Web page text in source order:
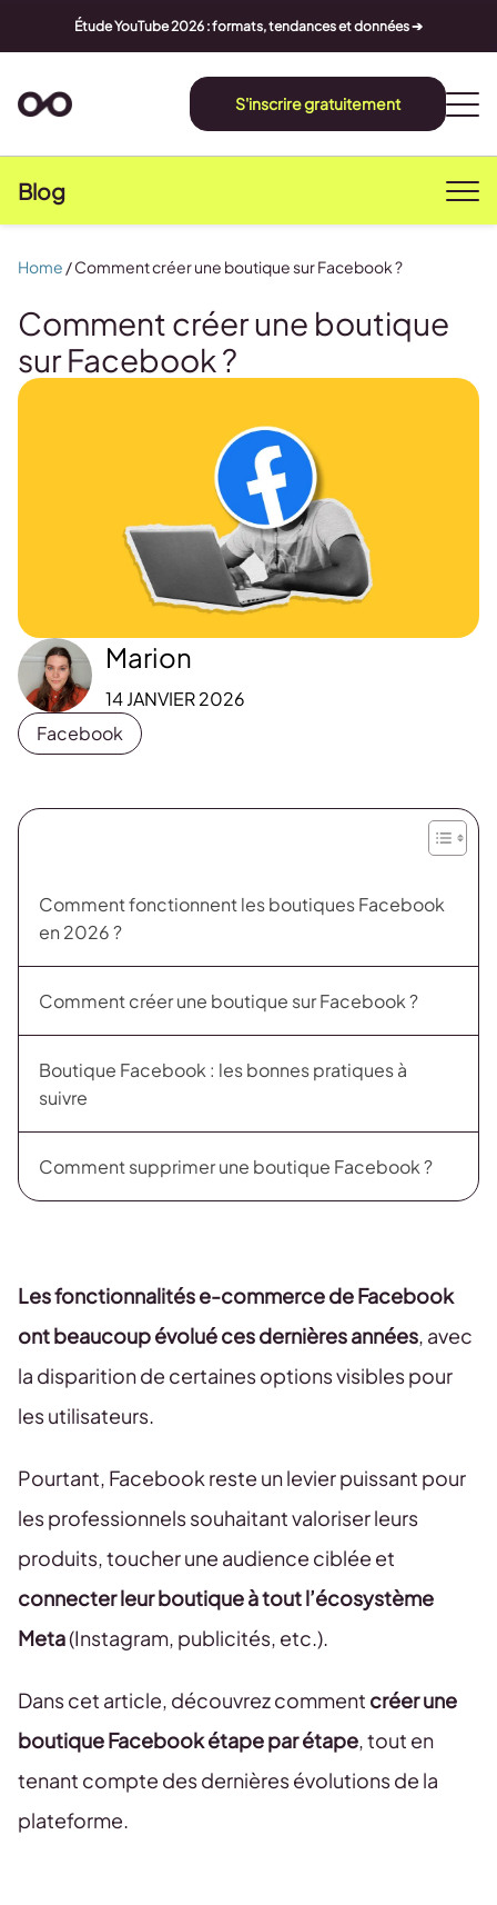
Étude YouTube 2026 : formats, tendances et données ➔
S'inscrire gratuitement
Blog
Comment créer une boutique
sur Facebook ?
Marion
14 JANVIER 2026
Facebook
Home /Comment créer une boutique sur Facebook ?
Comment fonctionnent les boutiques Facebook
en 2026 ?
Comment créer une boutique sur Facebook ?
Boutique Facebook : les bonnes pratiques à
suivre
Comment supprimer une boutique Facebook ?
Les fonctionnalités e-commerce de Facebook
ont beaucoup évolué ces dernières années, avec
la disparition de certaines options visibles pour
les utilisateurs.
Pourtant, Facebook reste un levier puissant pour
les professionnels souhaitant valoriser leurs
produits, toucher une audience ciblée et
connecter leur boutique à tout l’écosystème
Meta(Instagram, publicités, etc.).
Dans cet article, découvrez comment créer une
boutique Facebook étape par étape, tout en
tenant compte des dernières évolutions de la
plateforme.